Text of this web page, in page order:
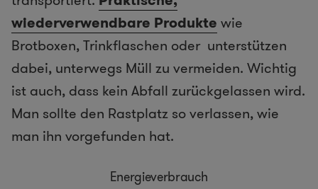
wiederverwendbare Produkte wie
Brotboxen, Trinkflaschen oder unterstützen
dabei, unterwegs Müll zu vermeiden. Wichtig
ist auch, dass kein Abfall zurückgelassen wird.
Man sollte den Rastplatz so verlassen, wie
man ihn vorgefunden hat.
Energieverbrauch